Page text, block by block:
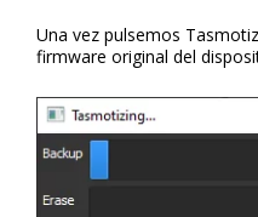
Una vez pulsemos
firmware original del